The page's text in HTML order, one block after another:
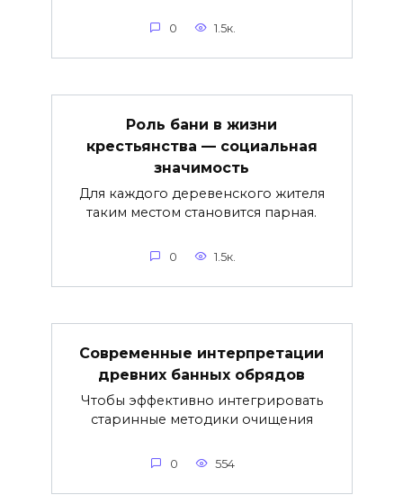
0 1.5к.
Роль бани в жизни
крестьянства — социальная
значимость
Для каждого деревенского жителя
таким местом становится парная.
0 1.5к.
Современные интерпретации
древних банных обрядов
Чтобы эффективно интегрировать
старинные методики очищения
0 554